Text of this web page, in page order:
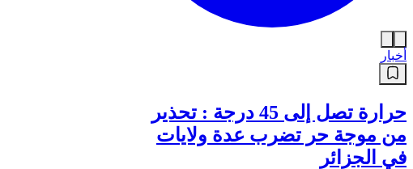
أخبار
حرارة تصل إلى 45 درجة : تحذير
من موجة حر تضرب عدة ولايات
في الجزائر